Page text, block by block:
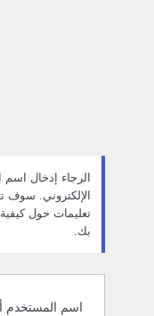
الرجاء إدخال اسم
الإلكتروني. سوف
تعليمات حول
بك.
اسم المستخدم